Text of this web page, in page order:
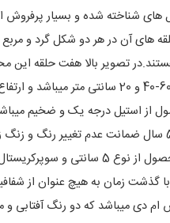
از مدل های شناخته شده و بسیار
استیل درجه یک و ضخیم
کریستال های بکار رفته
با گذشت زمان به هیچ عنوان از
دی میباشد که دو رنگ آفتابی و